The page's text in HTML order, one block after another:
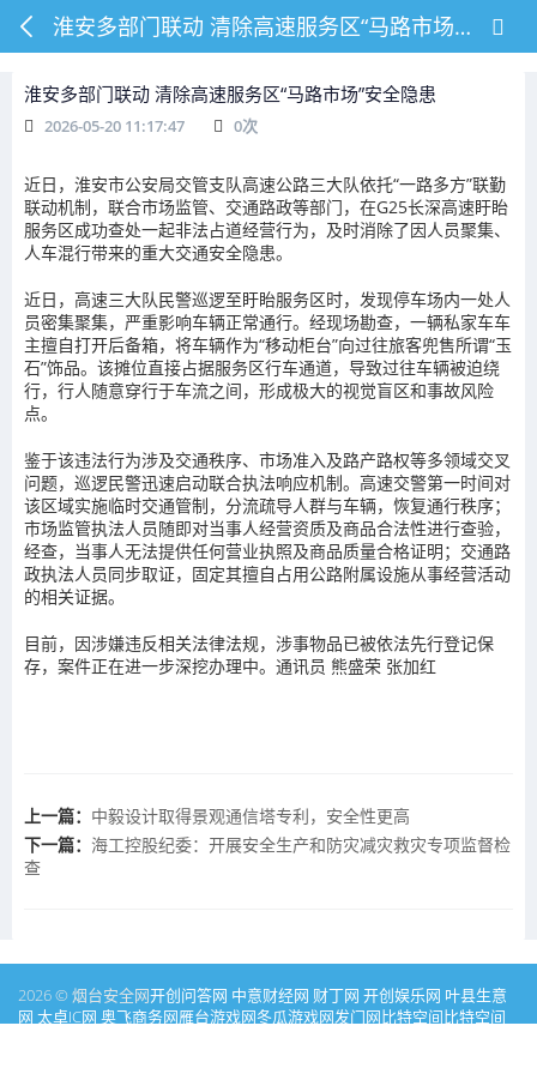
淮安多部门联动 清除高速服务区“马路市场”安全隐患
淮安多部门联动 清除高速服务区“马路市场”安全隐患
2026-05-20 11:17:47 0次
近日，淮安市公安局交管支队高速公路三大队依托“一路多方”联勤
联动机制，联合市场监管、交通路政等部门，在G25长深高速盱眙
服务区成功查处一起非法占道经营行为，及时消除了因人员聚集、
人车混行带来的重大交通安全隐患。
近日，高速三大队民警巡逻至盱眙服务区时，发现停车场内一处人
员密集聚集，严重影响车辆正常通行。经现场勘查，一辆私家车车
主擅自打开后备箱，将车辆作为“移动柜台”向过往旅客兜售所谓“玉
石”饰品。该摊位直接占据服务区行车通道，导致过往车辆被迫绕
行，行人随意穿行于车流之间，形成极大的视觉盲区和事故风险
点。
鉴于该违法行为涉及交通秩序、市场准入及路产路权等多领域交叉
问题，巡逻民警迅速启动联合执法响应机制。高速交警第一时间对
该区域实施临时交通管制，分流疏导人群与车辆，恢复通行秩序；
市场监管执法人员随即对当事人经营资质及商品合法性进行查验，
经查，当事人无法提供任何营业执照及商品质量合格证明；交通路
政执法人员同步取证，固定其擅自占用公路附属设施从事经营活动
的相关证据。
目前，因涉嫌违反相关法律法规，涉事物品已被依法先行登记保
存，案件正在进一步深挖办理中。通讯员 熊盛荣 张加红
上一篇： 中毅设计取得景观通信塔专利，安全性更高
下一篇： 海工控股纪委：开展安全生产和防灾减灾救灾专项监督检
查
2026 © 烟台安全网开创问答网 中意财经网 财丁网 开创娱乐网 叶县生意
网 太卓IC网 奥飞商务网雁台游戏网冬瓜游戏网发门网比特空间比特空间